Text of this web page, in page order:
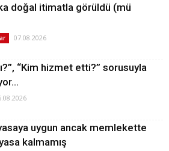
doğal itimatla görüldü (mü
07.08.2026
“Kim hizmet etti?” sorusuyla
uygun ancak memlekette
kalmamış